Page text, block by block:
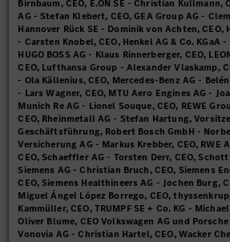
Birnbaum, CEO, E.ON SE - Christian Kullmann,
AG - Stefan Klebert, CEO, GEA Group AG -
Hannover Rück SE - Dominik von Achten, CEO,
- Carsten Knobel, CEO, Henkel AG & Co. KGaA
HUGO BOSS AG - Klaus Rinnerberger, CEO,
CEO, Lufthansa Group - Alexander Vlaskamp,
- Ola Källenius, CEO, Mercedes-Benz AG -
- Lars Wagner, CEO, MTU Aero Engines AG -
Munich Re AG - Lionel Souque, CEO, REWE
CEO, Rheinmetall AG - Stefan Hartung,
Geschäftsführung, Robert Bosch GmbH -
Versicherung AG - Markus Krebber, CEO, RWE
CEO, Schaeffler AG - Torsten Derr, CEO,
Siemens AG - Christian Bruch, CEO, Siemens
CEO, Siemens Healthineers AG - Jochen Burg,
Miguel Ángel López Borrego, CEO,
Kammüller, CEO, TRUMPF SE + Co. KG -
Oliver Blume, CEO Volkswagen AG und
Vonovia AG - Christian Hartel, CEO, Wacker